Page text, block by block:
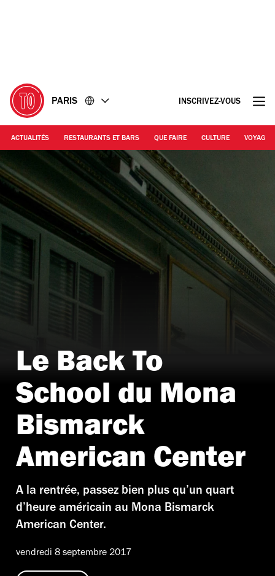
PARIS INSCRIVEZ-VOUS
ACTUALITÉS RESTAURANTS ET BARS QUE FAIRE CULTURE VOYAGE
J-P Goude @ MBAC © Julien Mouffron-Gardner
Le Back To
School du Mona
Bismarck
American Center
A la rentrée, passez bien plus qu’un quart
d’heure américain au Mona Bismarck
American Center.
vendredi 8 septembre 2017